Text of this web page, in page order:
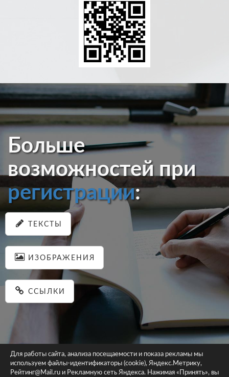
Больше
возможностей при
регистрации:
ТЕКСТЫ
ИЗОБРАЖЕНИЯ
ССЫЛКИ
© 2026 pastein.ru |Пользовательское соглашение|Политика
Для работы сайта, анализа посещаемости и показа рекламы мы
используем файлы-идентификаторы (cookie), Яндекс.Метрику,
Рейтинг@Mail.ru и Рекламную сеть Яндекса. Нажимая «Принять», вы